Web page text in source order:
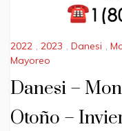
2022 , 2023 , Danesi ,
Mayoreo
Danesi –
Otoño –